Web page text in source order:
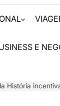
E
a leitura com